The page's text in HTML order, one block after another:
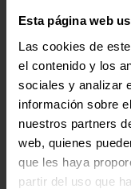
Esta página web
Las cookies de
el contenido y los
sociales y analizar
información sobre
nuestros partners
web, quienes
que les haya
partir del uso que